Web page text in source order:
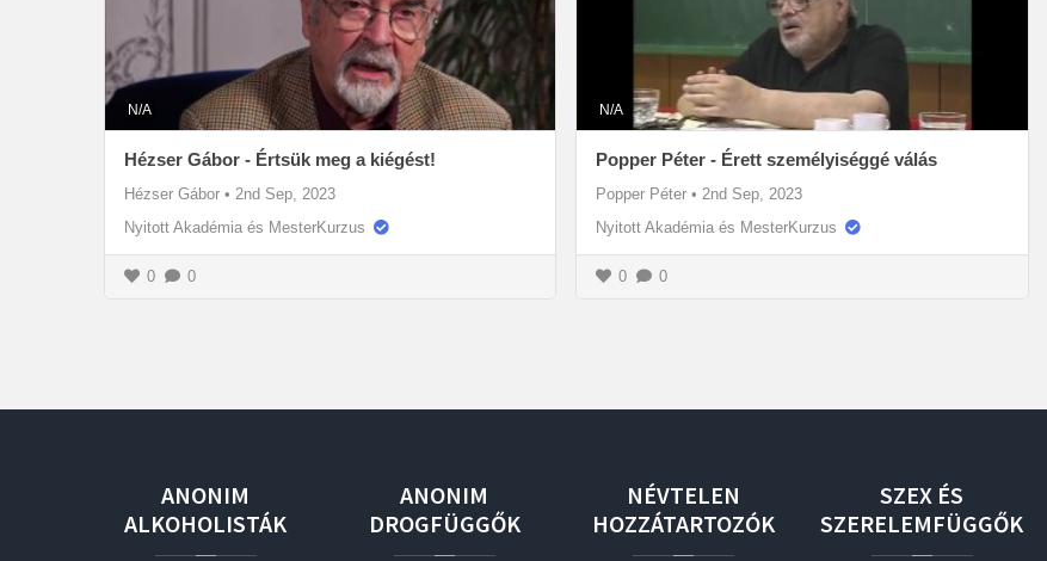
N/A
Hézser Gábor - Értsük meg a kiégést!
Hézser Gábor • 2nd Sep, 2023
Nyitott Akadémia és MesterKurzus
0 0
N/A
Popper Péter - Érett személyiséggé válás
Popper Péter • 2nd Sep, 2023
Nyitott Akadémia és MesterKurzus
0 0
ANONIM
ALKOHOLISTÁK
ANONIM
DROGFÜGGŐK
NÉVTELEN
HOZZÁTARTOZÓK
SZEX ÉS
SZERELEMFÜGGŐK